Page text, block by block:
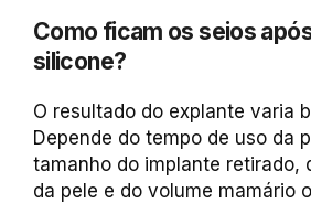
Como ficam os seios
silicone?
O resultado do explante varia
Depende do tempo de uso da
tamanho do implante retirado,
da pele e do volume mamário